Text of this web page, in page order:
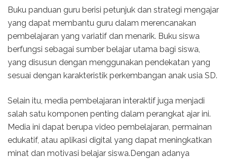
Buku panduan guru berisi petunjuk dan strategi mengajar
yang dapat membantu guru dalam merencanakan
pembelajaran yang variatif dan menarik. Buku siswa
berfungsi sebagai sumber belajar utama bagi siswa,
yang disusun dengan menggunakan pendekatan yang
sesuai dengan karakteristik perkembangan anak usia SD.
Selain itu, media pembelajaran interaktif juga menjadi
salah satu komponen penting dalam perangkat ajar ini.
Media ini dapat berupa video pembelajaran, permainan
edukatif, atau aplikasi digital yang dapat meningkatkan
minat dan motivasi belajar siswa.Dengan adanya